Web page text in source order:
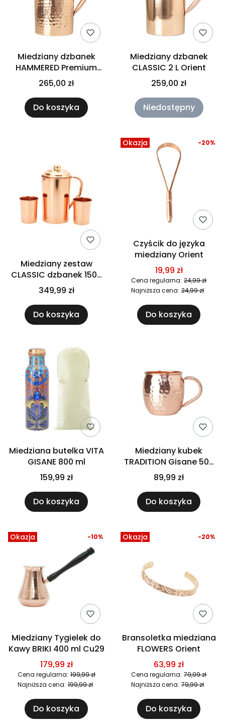
Miedziany dzbanek
HAMMERED Premium
ORIENT 2 L
265,00 zł
Do koszyka
Miedziany dzbanek
CLASSIC 2 L Orient
259,00 zł
Niedostępny
Miedziany zestaw
CLASSIC dzbanek 1500
ml + 2 kubki 250 ml
Cu29
349,99 zł
Do koszyka
Okazja
Czyścik do języka
miedziany Orient
19,99 zł
Cena regularna: 24,99 zł
-20%
Najniższa cena: 24,99 zł
Do koszyka
Miedziana butelka VITA
GISANE 800 ml
159,99 zł
Do koszyka
Miedziany kubek
TRADITION Gisane 500
ml
89,99 zł
Do koszyka
Okazja
Miedziany Tygielek do
Kawy BRIKI 400 ml Cu29
179,99 zł
Cena regularna: 199,99 zł
-10%
Najniższa cena: 199,99 zł
Do koszyka
Okazja
Bransoletka miedziana
FLOWERS Orient
63,99 zł
Cena regularna: 79,99 zł
-20%
Najniższa cena: 79,99 zł
Do koszyka